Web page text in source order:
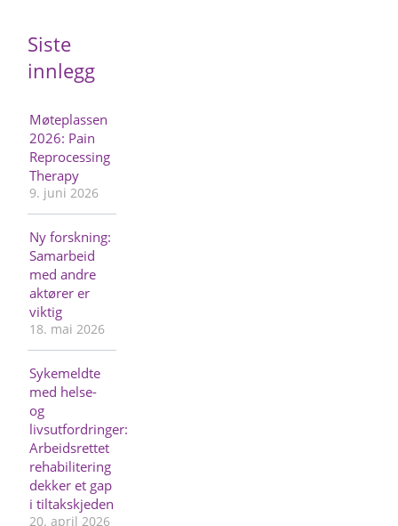
Siste
innlegg
Møteplassen
2026: Pain
Reprocessing
Therapy
9. juni 2026
Ny forskning:
Samarbeid
med andre
aktører er
viktig
18. mai 2026
Sykemeldte
med helse-
og
livsutfordringer:
Arbeidsrettet
rehabilitering
dekker et gap
i tiltakskjeden
20. april 2026